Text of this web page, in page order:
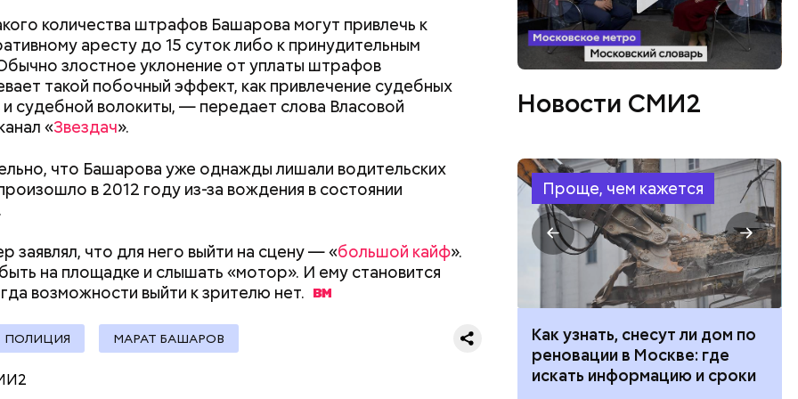
количества штрафов Башарова могут привлечь к
аресту до 15 суток либо к принудительным
злостное уклонение от уплаты штрафов
такой побочный эффект, как привлечение судебных
и судебной волокиты, — передает слова Власовой
«Звездач».
что Башарова уже однажды лишали водительских
в 2012 году из-за вождения в состоянии
заявлял, что для него выйти на сцену — «большой кайф».
на площадке и слышать «мотор». И ему становится
возможности выйти к зрителю нет.
ПОЛИЦИЯ МАРАТ БАШАРОВ
В квартире потерпевших установили
видеонаблюдения. На записи попал 25-летний сын
Артем Миссюра, который тайно приходил в квартиру
и подсыпал им в еду химикаты. Также отравленную
младшая сестра.
отправились в село Чанко, где может скрываться
злоумышленник. Параллельно с этим в Махачкале объявлен
патрулируют улицы, железнодорожный вокзал и
Новости СМИ2
Проще, чем кажется
Как поменять батареи дома и
не получить штраф
Как получить до 100 тысяч
Как узнать, снесут ли дом по
реновации в Москве: где
искать информацию и сроки